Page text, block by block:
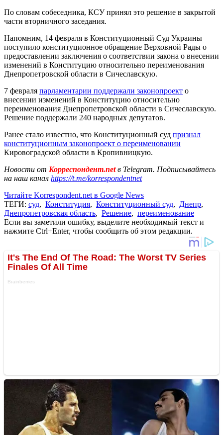
По словам собеседника, КСУ принял это решение в закрытой
части вторничного заседания.
Напомним, 14 февраля в Конституционный Суд Украины
поступило конституционное обращение Верховной Рады о
предоставлении заключения о соответствии закона о внесении
изменений в Конституцию относительно переименования
Днепропетровской области в Сичеславскую.
7 февраля парламентарии поддержали законопроект о
внесении изменений в Конституцию относительно
переименования Днепропетровской области в Сичеславскую.
Решение поддержали 240 народных депутатов.
Ранее стало известно, что Конституционный суд признал
конституционным законопроект о переименовании
Кировоградской области в Кропивницкую.
Новости от Корреспондент.netв Telegram. Подписывайтесь
на наш канал https://t.me/korrespondentnet
Читайте Korrespondent.net в Google News
ТЕГИ: суд, Конституция, Конституционный суд, Днепр,
Днепропетровская область, Решение, переименование
Если вы заметили ошибку, выделите необходимый текст и
нажмите Ctrl+Enter, чтобы сообщить об этом редакции.